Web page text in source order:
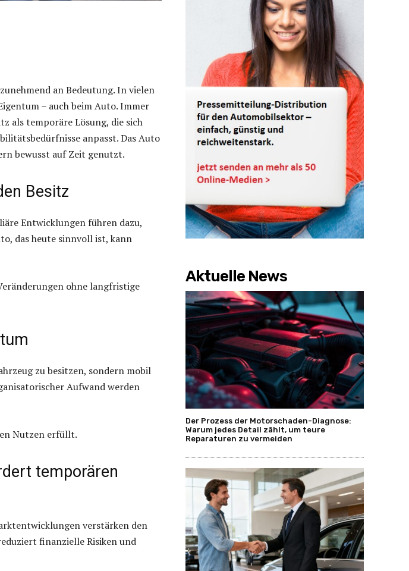
an Bedeutung. In vielen
– auch beim Auto. Immer
als temporäre Lösung, die sich
anpasst. Das Auto
bewusst auf Zeit genutzt.
Besitz
Entwicklungen führen dazu,
das heute sinnvoll ist, kann
ohne langfristige
zu besitzen, sondern mobil
Aufwand werden
Nutzen erfüllt.
temporären
verstärken den
finanzielle Risiken und
Aktuelle News
Der Prozess der Motorschaden-Diagnose:
Warum jedes Detail zählt, um teure
Reparaturen zu vermeiden